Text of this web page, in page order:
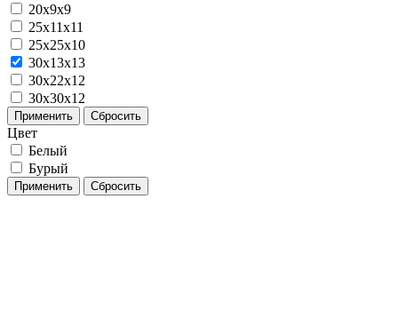
20x9x9
25х11х11
25х25х10
30x13x13
30х22х12
30х30х12
Применить Сбросить
Цвет
Белый
Бурый
Применить Сбросить